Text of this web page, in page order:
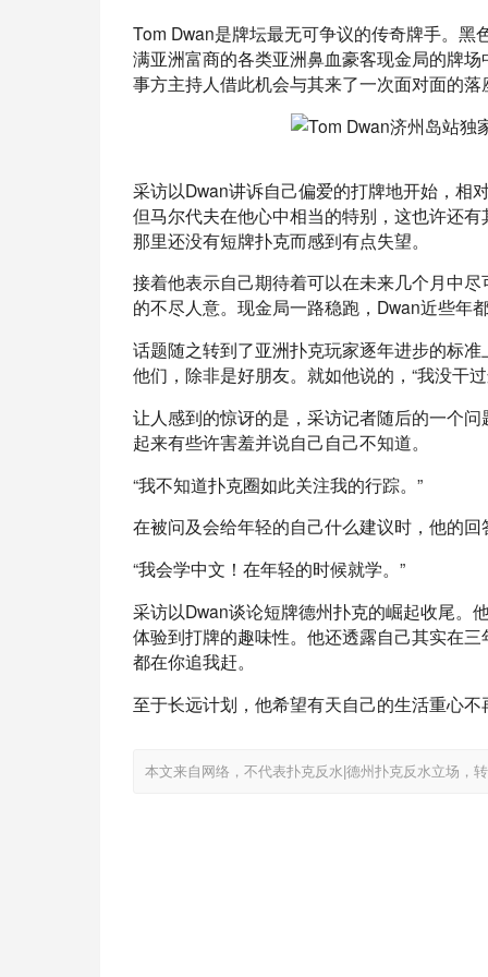
Tom Dwan是牌坛最无可争议的传奇牌手。
满亚洲富商的各类亚洲鼻血豪客现金局的牌
事方主持人借此机会与其来了一次面对面的落
采访以Dwan讲诉自己偏爱的打牌地开始，相
但马尔代夫在他心中相当的特别，这也许还
那里还没有短牌扑克而感到有点失望。
接着他表示自己期待着可以在未来几个月中
的不尽人意。现金局一路稳跑，Dwan近些年
话题随之转到了亚洲扑克玩家逐年进步的标
他们，除非是好朋友。就如他说的，“我没干
让人感到的惊讶的是，采访记者随后的一个
起来有些许害羞并说自己自己不知道。
“我不知道扑克圈如此关注我的行踪。”
在被问及会给年轻的自己什么建议时，他的回
“我会学中文！在年轻的时候就学。”
采访以Dwan谈论短牌德州扑克的崛起收尾。
体验到打牌的趣味性。他还透露自己其实在
都在你追我赶。
至于长远计划，他希望有天自己的生活重心
本文来自网络，不代表扑克反水|德州扑克反水立场，